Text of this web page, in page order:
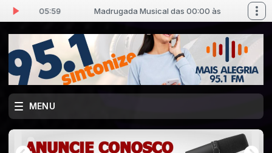
às 05:59 Madrugada Musical das 00:00 às 05:59
MENU